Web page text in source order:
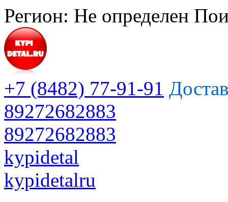
Регион: Не определен
+7 (8482) 77-91-91
89272682883
89272682883
kypidetal
kypidetalru